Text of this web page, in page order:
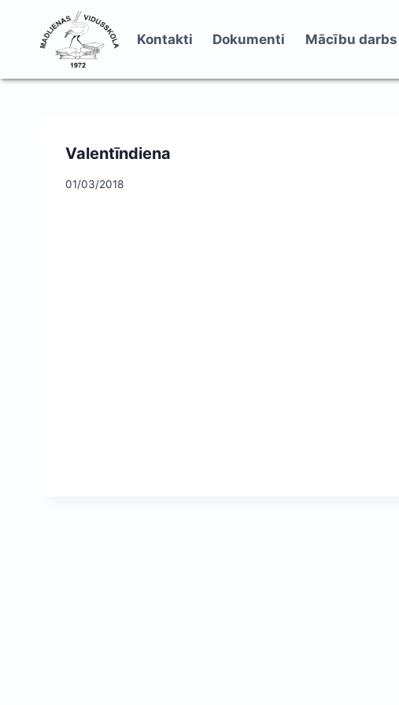
content
Kontakti Dokumenti Mācību darbs
Valentīndiena
01/03/2018